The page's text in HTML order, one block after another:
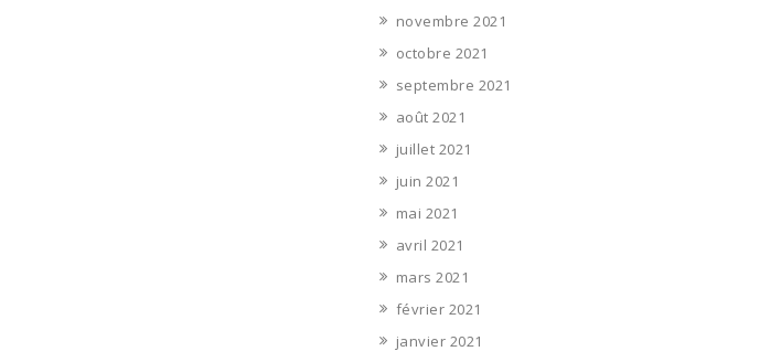
novembre 2021
octobre 2021
septembre 2021
août 2021
juillet 2021
juin 2021
mai 2021
avril 2021
mars 2021
février 2021
janvier 2021